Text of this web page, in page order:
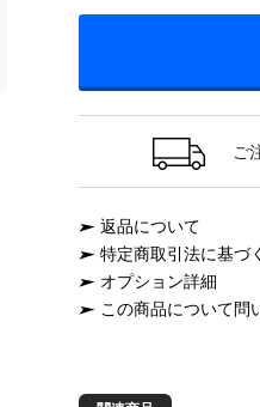
ご
返品について
特定商取引法に基づ
オプション詳細
この商品について問